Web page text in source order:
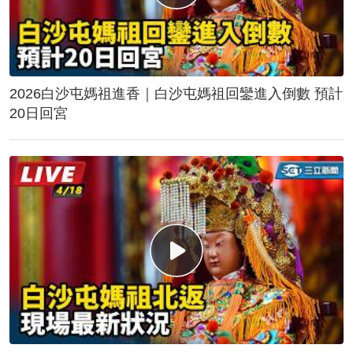
2026白沙屯媽祖進香｜白沙屯媽祖回鑾進入倒數 預計
20日回宮